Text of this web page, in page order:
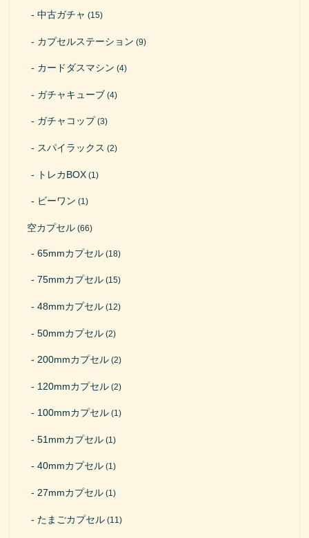
中古ガチャ (15)
カプセルステーション (9)
カードダスマシン (4)
ガチャキューブ (4)
ガチャコップ(3)
スパイラックス (2)
トレカBOX (1)
ビーワン (1)
空カプセル (66)
65mmカプセル (18)
75mmカプセル (15)
48mmカプセル (12)
50mmカプセル (2)
200mmカプセル (2)
120mmカプセル (2)
100mmカプセル (1)
51mmカプセル (1)
40mmカプセル (1)
27mmカプセル (1)
たまごカプセル (11)